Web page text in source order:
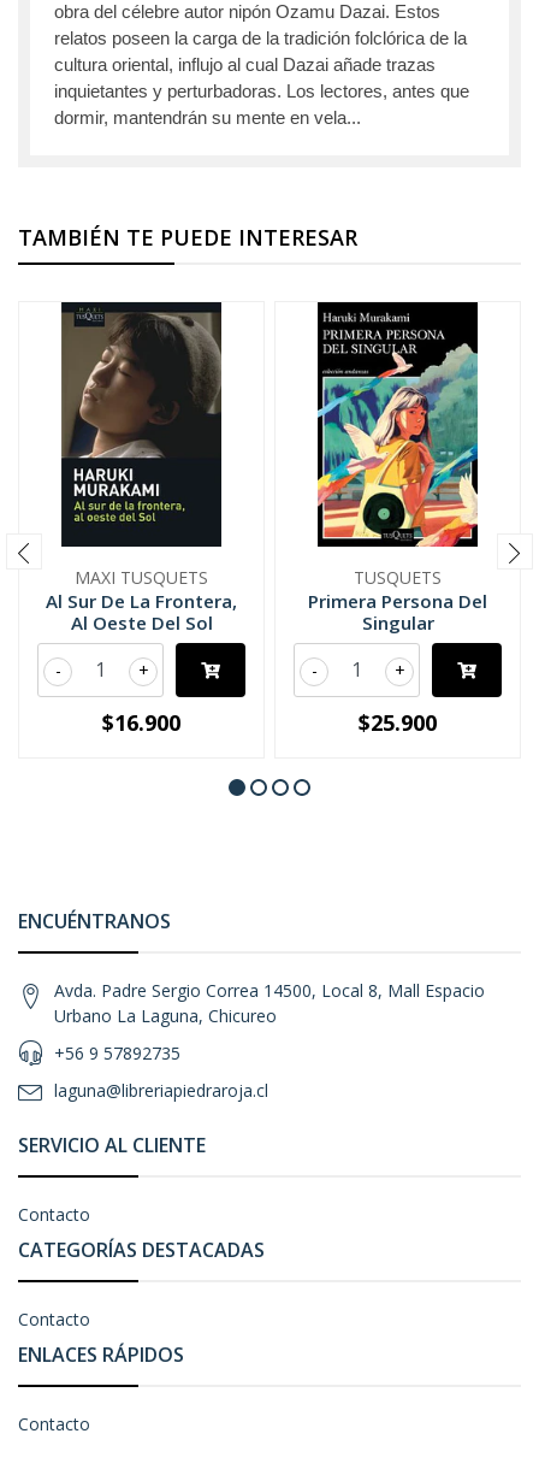
obra del célebre autor nipón Ozamu Dazai. Estos
relatos poseen la carga de la tradición folclórica de la
cultura oriental, influjo al cual Dazai añade trazas
inquietantes y perturbadoras. Los lectores, antes que
dormir, mantendrán su mente en vela...
TAMBIÉN TE PUEDE INTERESAR
MAXI TUSQUETS
Al Sur De La Frontera,
Al Oeste Del Sol
+
-
$16.900
TUSQUETS
Primera Persona Del
Singular
+
-
$25.900
ENCUÉNTRANOS
Avda. Padre Sergio Correa 14500, Local 8, Mall Espacio
Urbano La Laguna, Chicureo
+56 9 57892735
laguna@libreriapiedraroja.cl
SERVICIO AL CLIENTE
Contacto
CATEGORÍAS DESTACADAS
Contacto
ENLACES RÁPIDOS
Contacto